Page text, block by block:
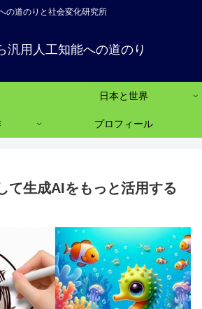
の道のりと社会変化研究所
汎用人工知能への道のり
日本と世界
プロフィール
て生成AIをもっと活用する